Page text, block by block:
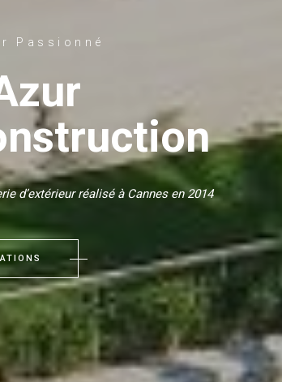
Passionné
d’extérieur réalisé à Cannes en 2014